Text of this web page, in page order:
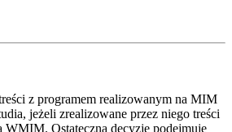
z programem realizowanym na MIM
jeżeli zrealizowane przez niego treści
Ostateczną decyzję podejmuje